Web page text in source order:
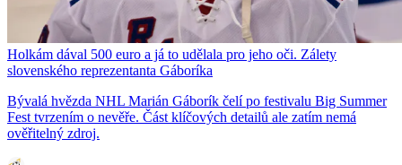
Holkám dával 500 euro a já to udělala pro jeho oči. Zálety
slovenského reprezentanta Gáboríka
Bývalá hvězda NHL Marián Gáborík čelí po festivalu Big Summer
Fest tvrzením o nevěře. Část klíčových detailů ale zatím nemá
ověřitelný zdroj.